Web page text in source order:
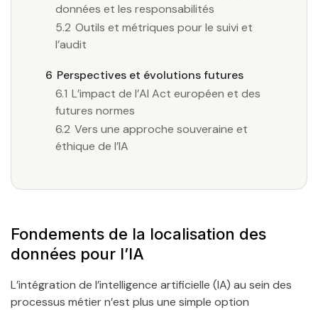
données et les responsabilités
5.2 Outils et métriques pour le suivi et
l’audit
6 Perspectives et évolutions futures
6.1 L’impact de l’AI Act européen et des
futures normes
6.2 Vers une approche souveraine et
éthique de l’IA
Fondements de la localisation des
données pour l’IA
L’intégration de l’intelligence artificielle (IA) au sein des
processus métier n’est plus une simple option